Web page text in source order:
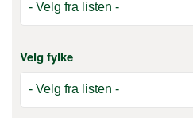
Velg fylke